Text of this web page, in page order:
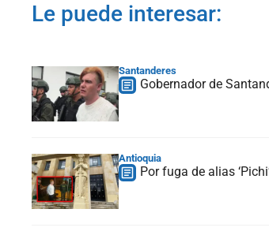
Le puede interesar:
Santanderes
Gobernador de
Antioquia
Por fuga de alias